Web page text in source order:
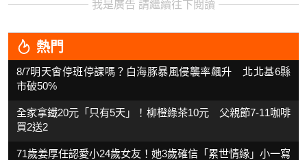
我是廣告 請繼續往下閱讀
熱門
8/7明天會停班停課嗎？白海豚暴風侵襲率飆升 北北基6縣
市破50%
全家拿鐵20元「只有5天」！柳橙綠茶10元 父親節7-11咖啡
買2送2
71歲姜厚任認愛小24歲女友！她3歲確信「累世情緣」小一寫